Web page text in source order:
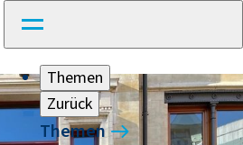
Themen
Zurück
Themen